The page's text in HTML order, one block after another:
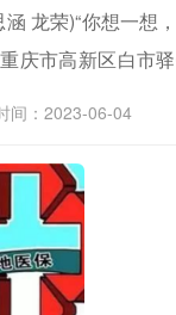
龙荣)“你想一想
庆市高新区白市
间：2023-06-04